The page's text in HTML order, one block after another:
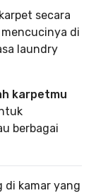
secara
di
laundry
karpetmu
berbagai
di kamar yang